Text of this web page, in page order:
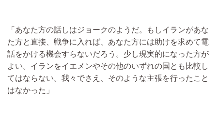
「あなた方の話しはジョークのようだ。もしイランがあな
た方と直接、戦争に入れば、あなた方には助けを求めて電
話をかける機会すらないだろう。少し現実的になった方が
よい。イランをイエメンやその他のいずれの国とも比較し
てはならない。我々でさえ、そのような主張を行ったこと
はなかった」